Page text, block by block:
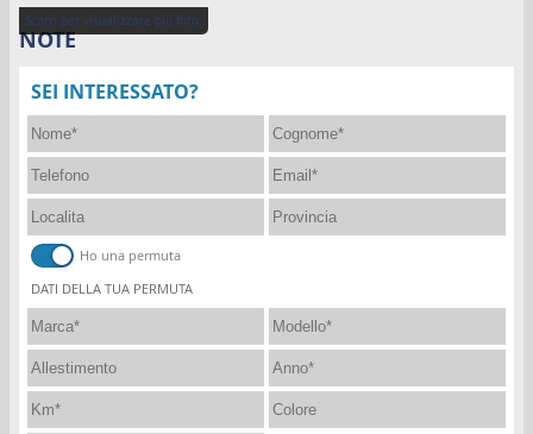
Scorri per visualizzare piú foto.
NOTE
SEI INTERESSATO?
Ho una permuta
DATI DELLA TUA PERMUTA